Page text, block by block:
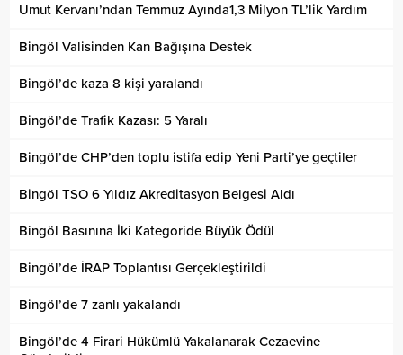
Umut Kervanı’ndan Temmuz Ayında1,3 Milyon TL’lik Yardım
Bingöl Valisinden Kan Bağışına Destek
Bingöl’de kaza 8 kişi yaralandı
Bingöl’de Trafik Kazası: 5 Yaralı
Bingöl’de CHP’den toplu istifa edip Yeni Parti’ye geçtiler
Bingöl TSO 6 Yıldız Akreditasyon Belgesi Aldı
Bingöl Basınına İki Kategoride Büyük Ödül
Bingöl’de İRAP Toplantısı Gerçekleştirildi
Bingöl’de 7 zanlı yakalandı
Bingöl’de 4 Firari Hükümlü Yakalanarak Cezaevine